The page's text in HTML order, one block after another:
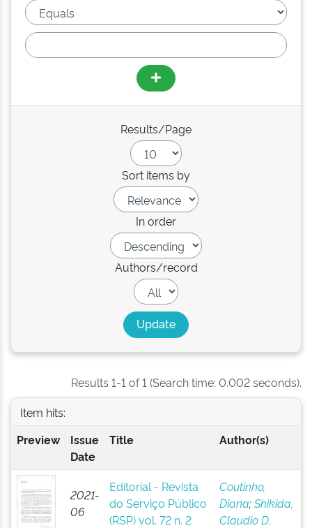
Results/Page
Sort items by
In order
Authors/record
Results 1-1 of 1 (Search time: 0.002 seconds).
Item hits:
Preview
Issue
Date
Title Author(s)
2021-
06
Editorial - Revista
do Serviço Público
(RSP) vol. 72 n. 2
Coutinho,
Diana;Shikida,
Claudio D.